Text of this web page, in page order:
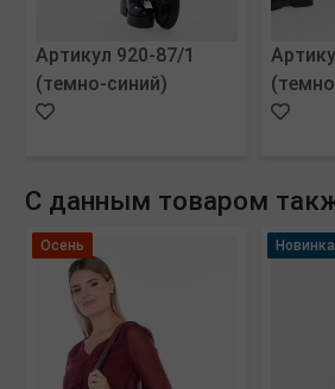
Артикул 920-87/1
(темно-синий)
С данным товаром
Осень